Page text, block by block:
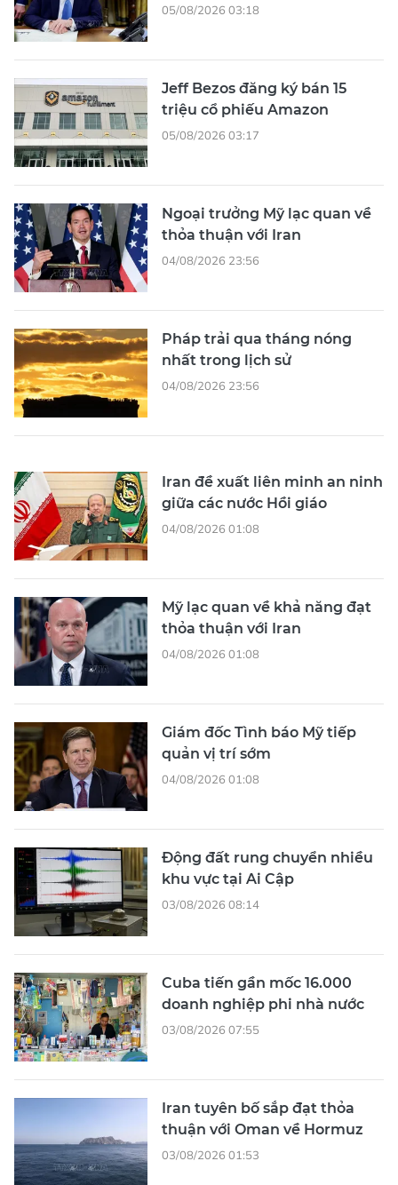
05/08/2026 03:18
Jeff Bezos đăng ký bán 15
triệu cổ phiếu Amazon
05/08/2026 03:17
Ngoại trưởng Mỹ lạc quan về
thỏa thuận với Iran
04/08/2026 23:56
Pháp trải qua tháng nóng
nhất trong lịch sử
04/08/2026 23:56
Iran đề xuất liên minh an ninh
giữa các nước Hồi giáo
04/08/2026 01:08
Mỹ lạc quan về khả năng đạt
thỏa thuận với Iran
04/08/2026 01:08
Giám đốc Tình báo Mỹ tiếp
quản vị trí sớm
04/08/2026 01:08
Động đất rung chuyển nhiều
khu vực tại Ai Cập
03/08/2026 08:14
Cuba tiến gần mốc 16.000
doanh nghiệp phi nhà nước
03/08/2026 07:55
Iran tuyên bố sắp đạt thỏa
thuận với Oman về Hormuz
03/08/2026 01:53